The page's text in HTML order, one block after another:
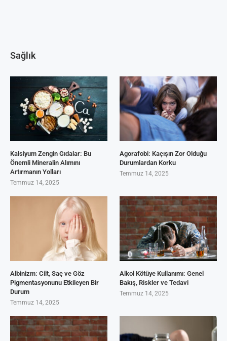
Sağlık
Kalsiyum Zengin Gıdalar: Bu
Önemli Mineralin Alımını
Artırmanın Yolları
Temmuz 14, 2025
Agorafobi: Kaçışın Zor Olduğu
Durumlardan Korku
Temmuz 14, 2025
Albinizm: Cilt, Saç ve Göz
Pigmentasyonunu Etkileyen Bir
Durum
Temmuz 14, 2025
Alkol Kötüye Kullanımı: Genel
Bakış, Riskler ve Tedavi
Temmuz 14, 2025